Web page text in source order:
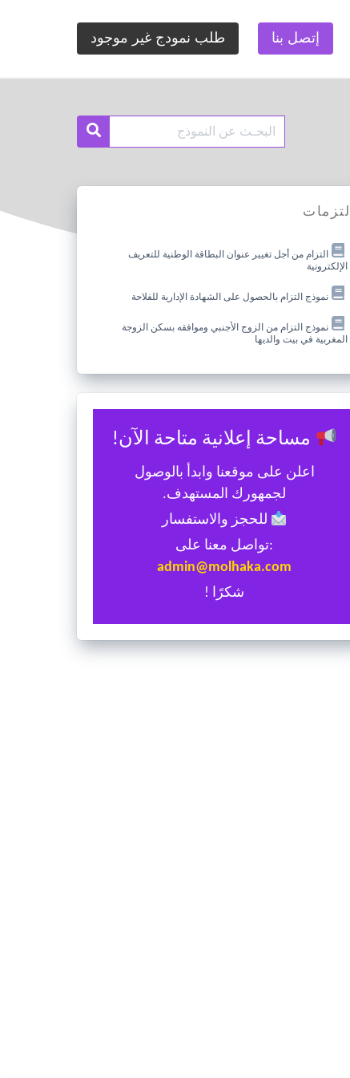
إتصل بنا طلب نمودج غير موجود
Search
Search
إلتزمات
التزام من أجل تغيير عنوان البطاقة الوطنية للتعريف
الإلكترونية
نموذج التزام بالحصول على الشهادة الإدارية للفلاحة
نموذج التزام من الزوج الأجنبي وموافقه بسكن الزوجة
المغربية في بيت والديها
مساحة إعلانية متاحة الآن!
اعلن على موقعنا وابدأ بالوصول
لجمهورك المستهدف.
للحجز والاستفسار
:تواصل معنا على
admin@molhaka.com
شكرًا !